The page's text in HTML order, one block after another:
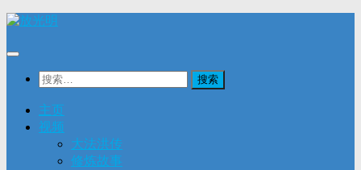
Skip
搜
主页
视频
大法洪传
修炼故事